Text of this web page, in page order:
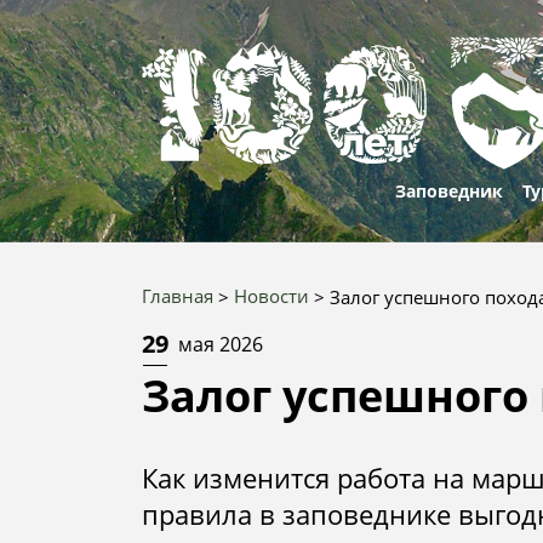
Заповедник
100 лет
100
100
80
Победы
Строка
навигации
Главная Новости Залог успешного
29 мая 2026
Залог
Как изменится работа на
правила в заповеднике